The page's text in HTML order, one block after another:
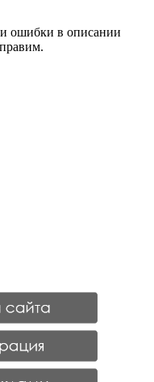
ошибки в описании